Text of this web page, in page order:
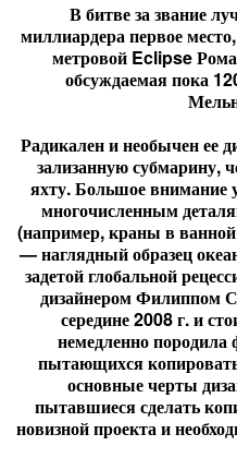
В битве за звание
миллиардера первое
метровой Eclipse
обсуждаемая пока
Радикален и необычен ее
зализанную субмарину,
яхту. Большое внимание
многочисленным
(например, краны в
— наглядный образец
задетой глобальной
дизайнером Филиппом
середине 2008 г. и
немедленно
пытающихся
основные черты
пытавшиеся сделать
новизной проекта и